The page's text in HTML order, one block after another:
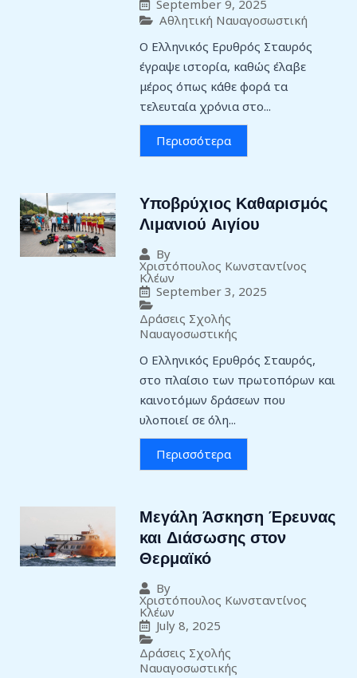
September 9, 2025
Αθλητική Ναυαγοσωστική
Ο Ελληνικός Ερυθρός Σταυρός
έγραψε ιστορία, καθώς έλαβε
μέρος όπως κάθε φορά τα
τελευταία χρόνια στο...
Περισσότερα
Υποβρύχιος Καθαρισμός
Λιμανιού Αιγίου
By
Χριστόπουλος Κωνσταντίνος
Κλέων
September 3, 2025
Δράσεις Σχολής
Ναυαγοσωστικής
Ο Ελληνικός Ερυθρός Σταυρός,
στο πλαίσιο των πρωτοπόρων και
καινοτόμων δράσεων που
υλοποιεί σε όλη...
Περισσότερα
Μεγάλη Άσκηση Έρευνας
και Διάσωσης στον
Θερμαϊκό
By
Χριστόπουλος Κωνσταντίνος
Κλέων
July 8, 2025
Δράσεις Σχολής
Ναυαγοσωστικής